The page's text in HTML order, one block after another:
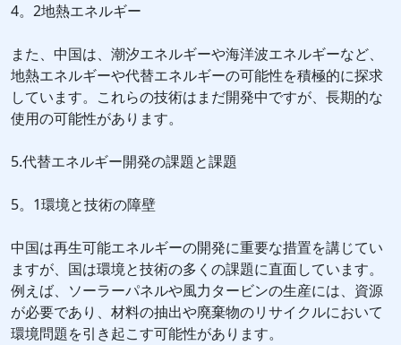
4。2地熱エネルギー
また、中国は、潮汐エネルギーや海洋波エネルギーなど、
地熱エネルギーや代替エネルギーの可能性を積極的に探求
しています。これらの技術はまだ開発中ですが、長期的な
使用の可能性があります。
5.代替エネルギー開発の課題と課題
5。1環境と技術の障壁
中国は再生可能エネルギーの開発に重要な措置を講じてい
ますが、国は環境と技術の多くの課題に直面しています。
例えば、ソーラーパネルや風力タービンの生産には、資源
が必要であり、材料の抽出や廃棄物のリサイクルにおいて
環境問題を引き起こす可能性があります。